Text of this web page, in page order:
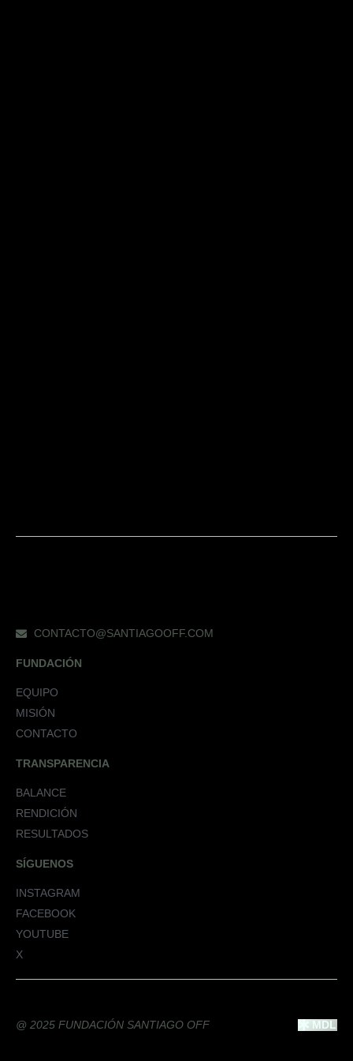
CONTACTO@SANTIAGOOFF.COM
FUNDACIÓN
EQUIPO
MISIÓN
CONTACTO
TRANSPARENCIA
BALANCE
RENDICIÓN
RESULTADOS
SÍGUENOS
INSTAGRAM
FACEBOOK
YOUTUBE
X
@ 2025 FUNDACIÓN SANTIAGO OFF MDL